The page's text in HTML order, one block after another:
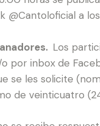
@Cantoloficial a
Los
por inbox de
se les solicite
de veinticuatro